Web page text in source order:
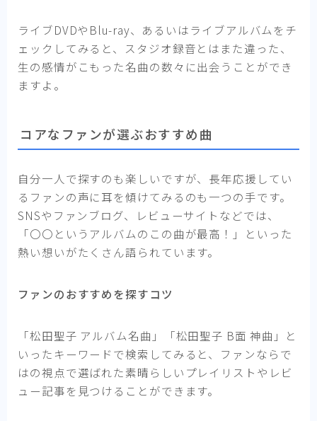
ライブDVDやBlu-ray、あるいはライブアルバムをチ
ェックしてみると、スタジオ録音とはまた違った、
生の感情がこもった名曲の数々に出会うことができ
ますよ。
コアなファンが選ぶおすすめ曲
自分一人で探すのも楽しいですが、長年応援してい
るファンの声に耳を傾けてみるのも一つの手です。
SNSやファンブログ、レビューサイトなどでは、
「〇〇というアルバムのこの曲が最高！」といった
熱い想いがたくさん語られています。
ファンのおすすめを探すコツ
「松田聖子 アルバム名曲」「松田聖子 B面 神曲」と
いったキーワードで検索してみると、ファンならで
はの視点で選ばれた素晴らしいプレイリストやレビ
ュー記事を見つけることができます。